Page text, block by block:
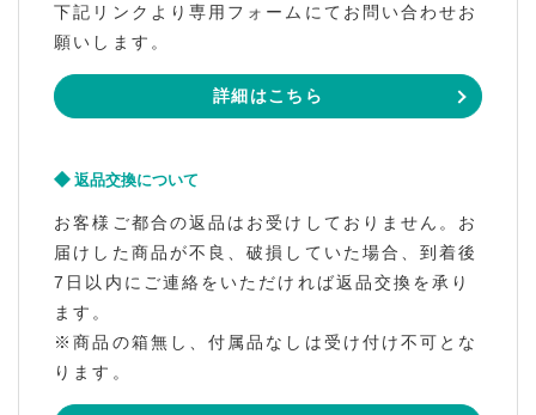
下記リンクより専用フォームにてお問い合わせお
願いします。
詳細はこちら
返品交換について
お客様ご都合の返品はお受けしておりません。お
届けした商品が不良、破損していた場合、到着後
7日以内にご連絡をいただければ返品交換を承り
ます。
※商品の箱無し、付属品なしは受け付け不可とな
ります。